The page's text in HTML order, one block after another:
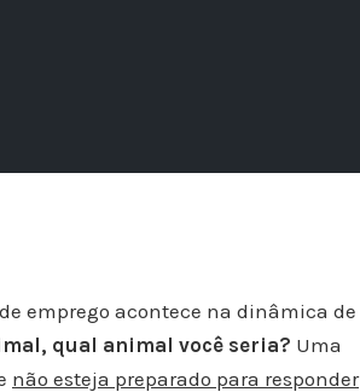
emprego acontece na dinâmica de
qual animal você seria? Uma
não esteja preparado para responder